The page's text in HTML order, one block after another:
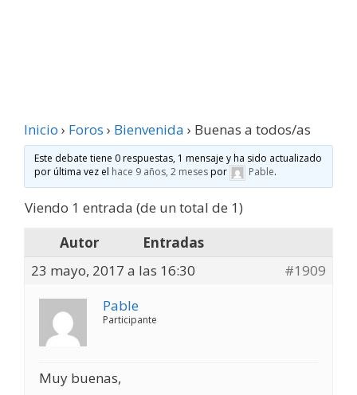
Inicio › Foros › Bienvenida › Buenas a todos/as
Este debate tiene 0 respuestas, 1 mensaje y ha sido actualizado
por última vez el hace 9 años, 2 mesespor Pable.
Viendo 1 entrada (de un total de 1)
Autor
Entradas
23 mayo, 2017 a las 16:30
#1909
Pable
Participante
Muy buenas,